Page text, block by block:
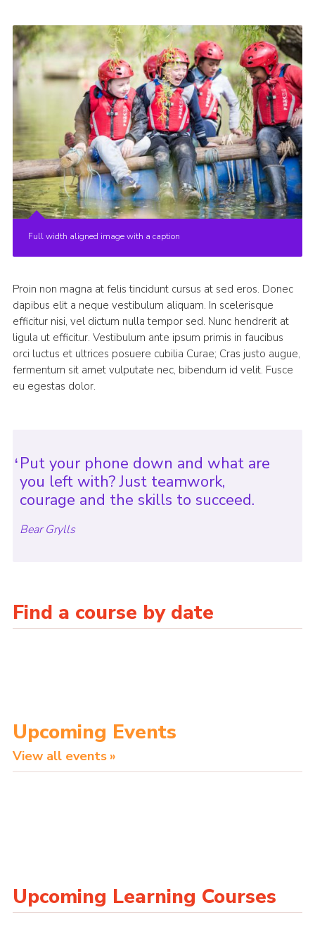
Full width aligned image with a caption
Proin non magna at felis tincidunt cursus at sed eros. Donec
dapibus elit a neque vestibulum aliquam. In scelerisque
efficitur nisi, vel dictum nulla tempor sed. Nunc hendrerit at
ligula ut efficitur. Vestibulum ante ipsum primis in faucibus
orci luctus et ultrices posuere cubilia Curae; Cras justo augue,
fermentum sit amet vulputate nec, bibendum id velit. Fusce
eu egestas dolor.
Put your phone down and what are
you left with? Just teamwork,
courage and the skills to succeed.
Bear Grylls
Find a course by date
Upcoming Events
View all events
Upcoming Learning Courses